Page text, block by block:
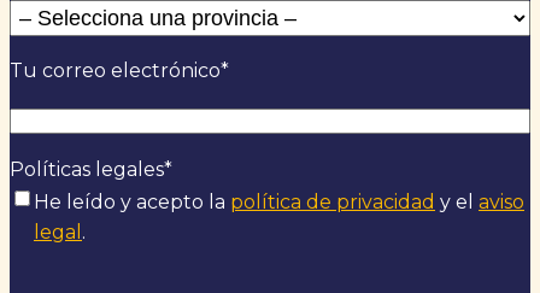
Tu correo electrónico*
Políticas legales*
He leído y acepto la política de privacidad y el aviso
legal .